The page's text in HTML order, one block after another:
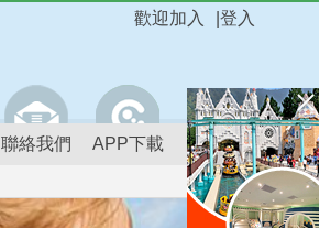
登入
歡迎加入
聯絡我們 APP下載